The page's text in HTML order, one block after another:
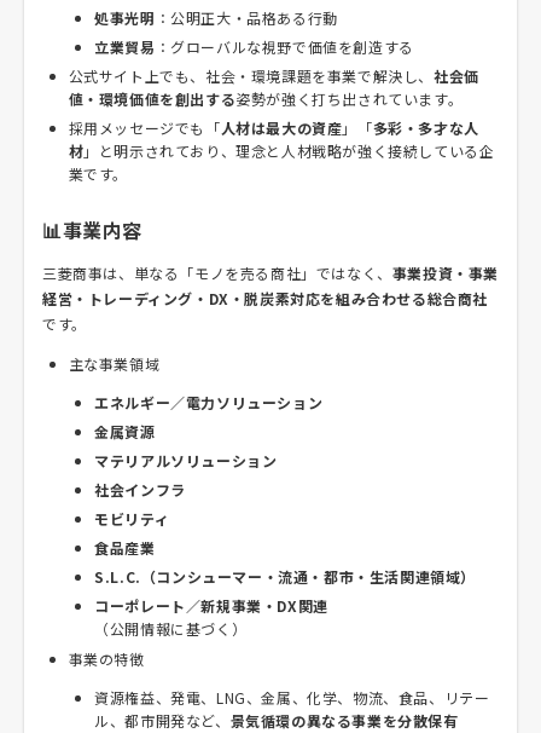
処事光明 ：公明正大・品格ある行動
立業貿易 ：グローバルな視野で価値を創造する
公式サイト上でも、社会・環境課題を事業で解決し、 社会価
値・環境価値を創出する姿勢が強く打ち出されています。
採用メッセージでも「人材は最大の資産」「多彩・多才な人
材」と明示されており、理念と人材戦略が強く接続している企
業です。
📊事業内容
三菱商事は、単なる「モノを売る商社」ではなく、 事業投資・事業
経営・トレーディング・DX・脱炭素対応を組み合わせる総合商社
です。
主な事業領域
エネルギー／電力ソリューション
金属資源
マテリアルソリューション
社会インフラ
モビリティ
食品産業
S.L.C.（コンシューマー・流通・都市・生活関連領域）
コーポレート／新規事業・DX関連
（公開情報に基づく）
事業の特徴
資源権益、発電、LNG、金属、化学、物流、食品、リテー
ル、都市開発など、 景気循環の異なる事業を分散保有